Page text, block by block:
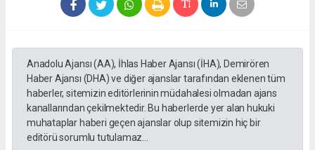
Anadolu Ajansı (AA), İhlas Haber Ajansı (İHA), Demirören
Haber Ajansı (DHA) ve diğer ajanslar tarafından eklenen tüm
haberler, sitemizin editörlerinin müdahalesi olmadan ajans
kanallarından çekilmektedir. Bu haberlerde yer alan hukuki
muhataplar haberi geçen ajanslar olup sitemizin hiç bir
editörü sorumlu tutulamaz...